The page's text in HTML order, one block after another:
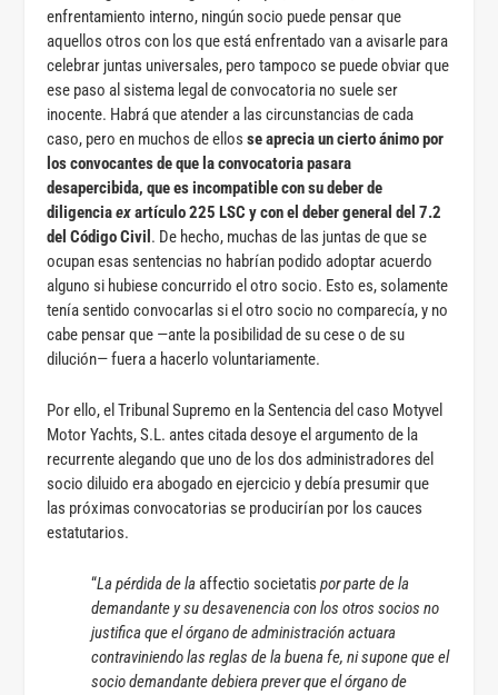
enfrentamiento interno, ningún socio puede pensar que
aquellos otros con los que está enfrentado van a avisarle para
celebrar juntas universales, pero tampoco se puede obviar que
ese paso al sistema legal de convocatoria no suele ser
inocente. Habrá que atender a las circunstancias de cada
caso, pero en muchos de ellosse aprecia un cierto ánimo por
los convocantes de que la convocatoria pasara
desapercibida, que es incompatible con su deber de
diligenciaexartículo 225 LSC y con el deber general del 7.2
del Código Civil . De hecho, muchas de las juntas de que se
ocupan esas sentencias no habrían podido adoptar acuerdo
alguno si hubiese concurrido el otro socio. Esto es, solamente
tenía sentido convocarlas si el otro socio no comparecía, y no
cabe pensar que —ante la posibilidad de su cese o de su
dilución— fuera a hacerlo voluntariamente.
Por ello, el Tribunal Supremo en la Sentencia del caso Motyvel
Motor Yachts, S.L. antes citada desoye el argumento de la
recurrente alegando que uno de los dos administradores del
socio diluido era abogado en ejercicio y debía presumir que
las próximas convocatorias se producirían por los cauces
estatutarios.
“La pérdida de laaffectio societatis por parte de la
demandante y su desavenencia con los otros socios no
justifica que el órgano de administración actuara
contraviniendo las reglas de la buena fe, ni supone que el
socio demandante debiera prever que el órgano de